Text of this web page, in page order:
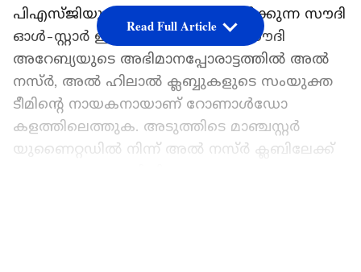
പിഎസ്‌ജിയും റൊണാള്‍ഡോ നയിക്കുന്ന സൗദി
ഓള്‍-സ്റ്റാര്‍ ഇലവനും ഏറ്റുമുട്ടും. സൗദി
അറേബ്യയുടെ അഭിമാനപ്പോരാട്ടത്തില്‍ അല്‍
നസ്ര്‍, അല്‍ ഹിലാല്‍ ക്ലബ്ബുകളുടെ സംയുക്ത
ടീമിന്റെ നായകനായാണ് റോണാള്‍ഡോ
കളത്തിലെത്തുക. അടുത്തിടെ മാഞ്ചസ്റ്റര്‍
യുണൈറ്റഡില്‍ നിന്ന് അല്‍ നസ്‌ര്‍ ക്ലബിലേക്ക്
Read Full Article